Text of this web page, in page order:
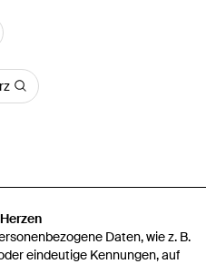
Daten, wie z. B.
eindeutige Kennungen, auf
Uhr 1975 Enigma